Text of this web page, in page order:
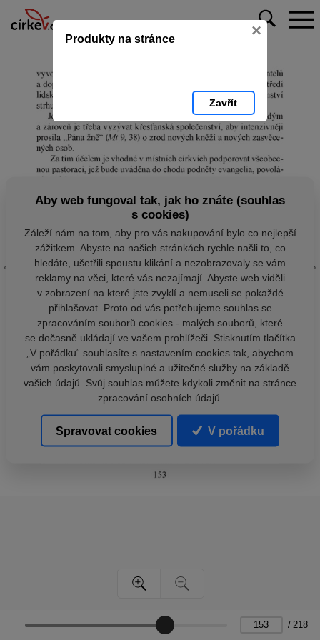
Produkty na stránce ×
Zavřít
/ 218
Aby web fungoval tak, jak ho znáte (souhlas
s cookies)
Záleží nám na tom, aby pro vás nakupování bylo co nejlepší
zážitkem. Abyste na našich stránkách rychle našli to, co
hledáte, ušetřili spoustu klikání a nezobrazovaly se vám
reklamy na věci, které vás nezajímají. Abyste web viděli
v zobrazení na které jste zvyklí a nemuseli se pokaždé
přihlašovat. Proto od vás potřebujeme souhlas se
zpracováním souborů cookies - malých souborů, které
se dočasně ukládají ve vašem prohlížeči. Stisknutím tlačítka
„V pořádku“ souhlasíte s nastavením cookies tak, abychom
vám poskytovali smysluplné a užitečné služby na základě
vašich údajů. Svůj souhlas můžete kdykoli změnit na stránce
zpracování osobních údajů.
Spravovat cookies V pořádku